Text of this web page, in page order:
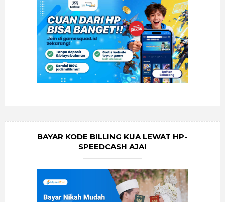
BAYAR KODE BILLING KUA LEWAT HP-
SPEEDCASH AJA!